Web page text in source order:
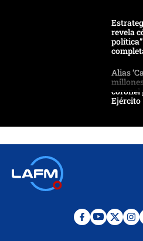
revela
Alias
coronel
Ejército
Ministro